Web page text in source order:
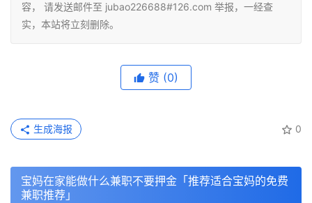
容， 请发送邮件至 jubao226688#126.com 举报，一经查
实，本站将立刻删除。
赞 (0)
0
生成海报
宝妈在家能做什么兼职不要押金「推荐适合宝妈的免费
兼职推荐」